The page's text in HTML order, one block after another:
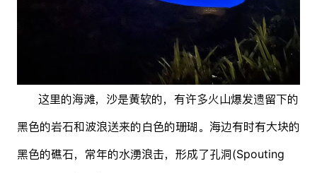
这里的海滩，沙是黄软的，有许多火山爆发遗留下的
黑色的岩石和波浪送来的白色的珊瑚。海边有时有大块的
黑色的礁石，常年的水湧浪击，形成了孔洞(Spouting